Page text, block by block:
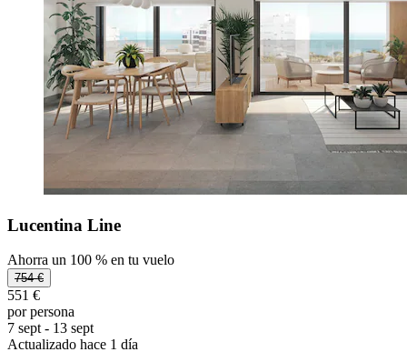
Lucentina Line
Ahorra un 100 % en tu vuelo
754 €
551 €
por persona
7 sept - 13 sept
Actualizado hace 1 día